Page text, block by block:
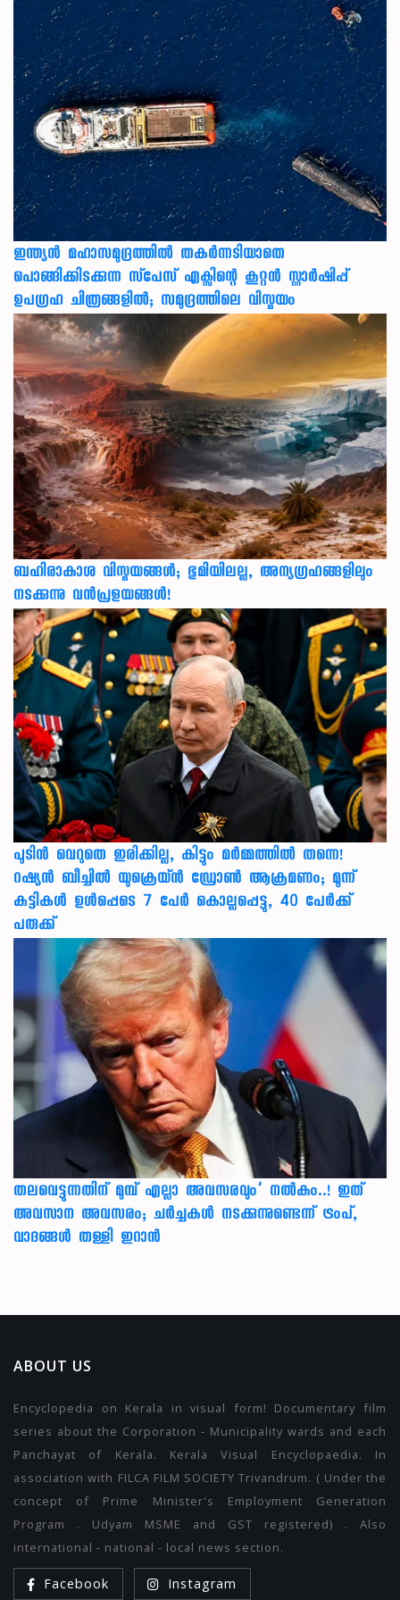
ഇന്ത്യൻ മഹാസമുദ്രത്തിൽ തകർന്നടിയാതെ
പൊങ്ങിക്കിടക്കുന്ന സ്‌പേസ് എക്സിന്റെ കൂറ്റൻ സ്റ്റാർഷിപ്പ്
ഉപഗ്രഹ ചിത്രങ്ങളിൽ; സമുദ്രത്തിലെ വിസ്മയം
ബഹിരാകാശ വിസ്മയങ്ങൾ; ഭൂമിയിലല്ല, അന്യഗ്രഹങ്ങളിലും
നടക്കുന്നു വൻപ്രളയങ്ങൾ!
പുടിൻ വെറുതെ ഇരിക്കില്ല, കിട്ടും മർമ്മത്തിൽ തന്നെ!
റഷ്യൻ ബീച്ചിൽ യുക്രെയ്ൻ ഡ്രോൺ ആക്രമണം; മൂന്ന്
കുട്ടികൾ ഉൾപ്പെടെ 7 പേർ കൊല്ലപ്പെട്ടു, 40 പേർക്ക്
പരുക്ക്
തലവെട്ടുന്നതിന് മുമ്പ് എല്ലാ അവസരവും’ നൽകും..! ഇത്
അവസാന അവസരം; ചർച്ചകൾ നടക്കുന്നുണ്ടെന്ന് ട്രംപ്,
വാദങ്ങൾ തള്ളി ഇറാൻ
ABOUT US
Encyclopedia on Kerala in visual form! Documentary film
series about the Corporation - Municipality wards and each
Panchayat of Kerala. Kerala Visual Encyclopaedia. In
association with FILCA FILM SOCIETY Trivandrum. ( Under the
concept of Prime Minister's Employment Generation
Program . Udyam MSME and GST registered) . Also
international - national - local news section.
Facebook Instagram